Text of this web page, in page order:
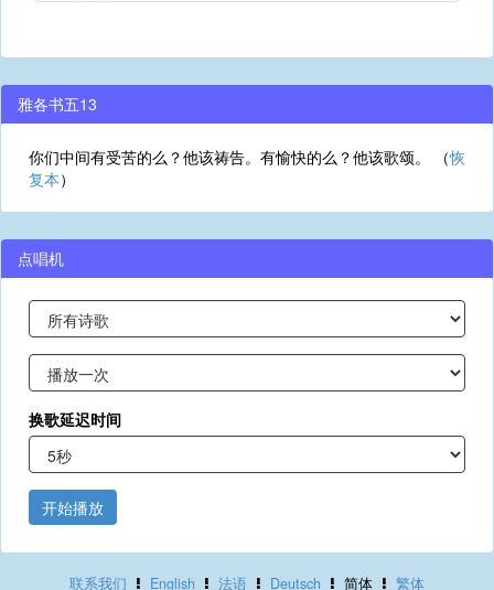
雅各书五13
你们中间有受苦的么？他该祷告。有愉快的么？他该歌颂。 （恢
复本）
点唱机
换歌延迟时间
开始播放
联系我们 English 法语 Deutsch 简体 繁体